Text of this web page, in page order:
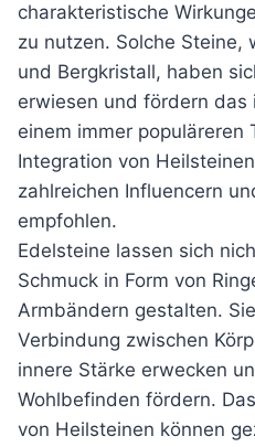
charakteristische
zu nutzen. Solche Steine,
und Bergkristall, haben
erwiesen und fördern das
einem immer populäreren
Integration von
zahlreichen Influencern
empfohlen.
Edelsteine lassen sich
Schmuck in Form von
Armbändern gestalten.
Verbindung zwischen
innere Stärke erwecken
Wohlbefinden fördern.
von Heilsteinen können